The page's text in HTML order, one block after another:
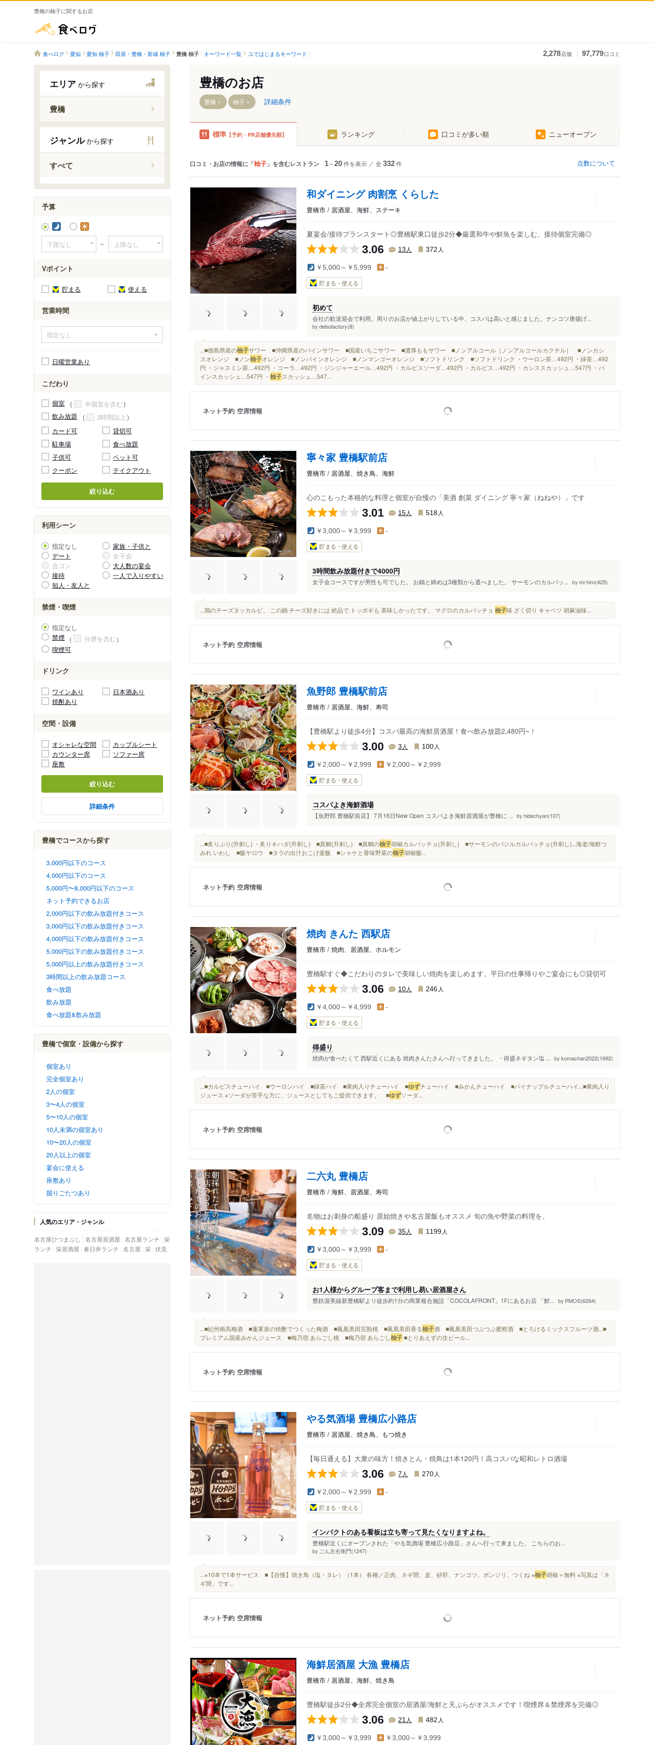
豊橋の柚子に関するお店
食べログ 愛知 愛知 柚子 田原・豊橋・新城 柚子 豊橋 柚子 キーワード一覧 ユではじまるキーワード 2,278店舗 97,779口コミ
エリア から探す
豊橋
二川駅
船町駅
下地駅
新豊橋駅
愛知大学前駅
南栄駅
芦原駅
植田駅（豊橋鉄道）
向ケ丘駅
大清水駅
老津駅
杉山駅
駅前駅
新川駅
札木駅
市役所前駅
前畑駅
東田坂上駅
井原駅
ジャンルから探す
すべて
予算
～
Vポイント
貯まる 使える
営業時間
日曜営業あり
こだわり
個室
半個室を含む
飲み放題
3時間以上
カード可
貸切可
駐車場
食べ放題
子供可
ペット可
クーポン
テイクアウト
絞り込む
利用シーン
指定なし
家族・子供と
デート
女子会
合コン
大人数の宴会
接待
一人で入りやすい
知人・友人と
禁煙・喫煙
指定なし
禁煙
分煙を含む
喫煙可
ドリンク
ワインあり
日本酒あり
焼酎あり
空間・設備
オシャレな空間
カップルシート
カウンター席
ソファー席
座敷
絞り込む
詳細条件
豊橋でコースから探す
3,000円以下のコース
4,000円以下のコース
5,000円〜8,000円以下のコース
ネット予約できるお店
2,000円以下の飲み放題付きコース
3,000円以下の飲み放題付きコース
4,000円以下の飲み放題付きコース
5,000円以下の飲み放題付きコース
5,000円以上の飲み放題付きコース
3時間以上の飲み放題コース
食べ放題
飲み放題
食べ放題&飲み放題
豊橋で個室・設備から探す
個室あり
完全個室あり
2人の個室
3〜4人の個室
5〜10人の個室
10人未満の個室あり
10〜20人の個室
20人以上の個室
宴会に使える
座敷あり
掘りごたつあり
人気のエリア・ジャンル
名古屋ひつまぶし 名古屋居酒屋 名古屋ランチ 栄
ランチ 栄居酒屋 春日井ランチ 名古屋 栄 伏見
豊橋のお店
豊橋 柚子 詳細条件
標準 【予約・PR店舗優先順】 ランキング 口コミが多い順 ニューオープン
口コミ・お店の情報に「柚子 」を含むレストラン 1～20件を表示 ／ 全 332件 点数について
和ダイニング 肉割烹 くらした
豊橋市 / 居酒屋、海鮮、ステーキ
夏宴会/接待プランスタート◎豊橋駅東口徒歩2分◆厳選和牛や鮮魚を楽しむ。接待個室完備◎
3.06 13 人 372 人
￥5,000～￥5,999 -
貯まる・使える
初めて
会社の歓送迎会で利用。周りのお店が値上がりしている中、コスパは高いと感じました。ナンコツ唐揚げ...
by debufactory(8)
...■徳島県産の柚子サワー ■沖縄県産のパインサワー ■国産いちごサワー ■濃厚ももサワー ■ノンアルコール［ノンアルコールカクテル］ ■ノンカシ
スオレンジ ■ノン柚子オレンジ ■ノンパインオレンジ ■ノンマンゴーオレンジ ■ソフトドリンク ■ソフトドリンク ・ウーロン茶…492円 ・緑茶…492
円 ・ジャスミン茶…492円 ・コーラ…492円 ・ジンジャーエール…492円 ・カルピスソーダ…492円 ・カルピス…492円 ・カシススカッシュ…547円 ・パ
インスカッシュ…547円 ・ 柚子スカッシュ…547...
ネット予約 空席情報
寧々家 豊橋駅前店
豊橋市 / 居酒屋、焼き鳥、海鮮
心のこもった本格的な料理と個室が自慢の「美酒 創菜 ダイニング 寧々家（ねねや）」です
3.01 15人 518 人
￥3,000～￥3,999 -
貯まる・使える
3時間飲み放題付きで4000円
女子会コースですが男性も可でした。 お鍋と締めは3種類から選べました。 サーモンのカルパッ... by mi-hiro(425)
...鶏のチーズタッカルビ。 この鍋 チーズ好きには 絶品で トッポギも 美味しかったです。 マグロのカルパッチョ 柚子味 ざく切り キャベツ 胡麻油味...
ネット予約 空席情報
魚野郎 豊橋駅前店
豊橋市 / 居酒屋、海鮮、寿司
【豊橋駅より徒歩4分】コスパ最高の海鮮居酒屋！食べ飲み放題2,480円~！
3.00 3 人 100 人
￥2,000～￥2,999 ￥2,000～￥2,999
貯まる・使える
コスパよき海鮮酒場
【魚野郎 豊橋駅前店】 7月16日New Open コスパよき海鮮居酒屋が豊橋に️ ... by hidechyan(107)
...■炙りぶり(升刺し) ・炙りキハダ(升刺し) ■真鯛(升刺し) ■真鯛の柚子胡椒カルパッチョ(升刺し) ■サーモンのバジルカルパッチョ(升刺し)...海老/海鮮つ
みれ いわし ■飯ヤロウ ■タラの出汁おこげ釜飯 ■シャケと香味野菜の柚子胡椒飯...
ネット予約 空席情報
焼肉 きんた 西駅店
豊橋市 / 焼肉、居酒屋、ホルモン
豊橋駅すぐ◆こだわりのタレで美味しい焼肉を楽しめます。平日の仕事帰りやご宴会にも◎貸切可
3.06 10人 246 人
￥4,000～￥4,999 -
貯まる・使える
得盛り
焼肉が食べたくて 西駅近くにある 焼肉きんたさんへ行ってきました。 ・得盛ネギタン塩 ... by kumachan2022(1692)
...■カルピスチューハイ ■ウーロンハイ ■緑茶ハイ ■果肉入りチューハイ ■ゆずチューハイ ■みかんチューハイ ■パイナップルチューハイ...■果肉入り
ジュース ※ソーダが苦手な方に、ジュースとしてもご提供できます。 ■ゆずソーダ...
ネット予約 空席情報
二六丸 豊橋店
豊橋市 / 海鮮、居酒屋、寿司
名物はお刺身の船盛り 原始焼きや名古屋飯もオススメ 旬の魚や野菜の料理を。
3.09 35人 1199 人
￥3,000～￥3,999 -
貯まる・使える
お1人様からグループ客まで利用し易い居酒屋さん
豊鉄渥美線新豊橋駅より徒歩約1分の商業複合施設「COCOLAFRONT」1Fにあるお店 「鮮... by PMOS(6264)
...■紀州南高梅酒 ■蓬莱泉の焼酎でつくった梅酒 ■鳳凰美田完熟桃 ■鳳凰美田香る柚子酒 ■鳳凰美田つぶつぶ蜜柑酒 ■とろけるミックスフルーツ酒...■
プレミアム国産みかんジュース ■梅乃宿 あらごし桃 ■梅乃宿 あらごし柚子■とりあえずの生ビール...
ネット予約 空席情報
やる気酒場 豊橋広小路店
豊橋市 / 居酒屋、焼き鳥、もつ焼き
【毎日通える】大衆の味方！焼きとん・焼鳥は1本120円！高コスパな昭和レトロ酒場
3.06 7 人 270 人
￥2,000～￥2,999 -
貯まる・使える
インパクトのある看板は立ち寄って見たくなりますよね。
豊橋駅近くにオープンされた「やる気酒場 豊橋広小路店」さんへ行って来ました。 こちらのお...
by ごん左右衛門(1247)
...※10本で1本サービス ■【自慢】焼き鳥（塩・タレ）（1本） 各種／正肉、ネギ間、皮、砂肝、ナンコツ、ボンジリ、つくね ※柚子胡椒＝無料 ※写真は「ネ
ギ間」です...
ネット予約 空席情報
海鮮居酒屋 大漁 豊橋店
豊橋市 / 居酒屋、海鮮、焼き鳥
豊橋駅徒歩2分◆全席完全個室の居酒屋/海鮮と天ぷらがオススメです！喫煙席＆禁煙席を完備◎
3.06 21 人 482 人
￥3,000～￥3,999 ￥3,000～￥3,999